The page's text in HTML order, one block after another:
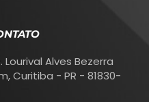
Lourival Alves Bezerra
Curitiba - PR - 81830-